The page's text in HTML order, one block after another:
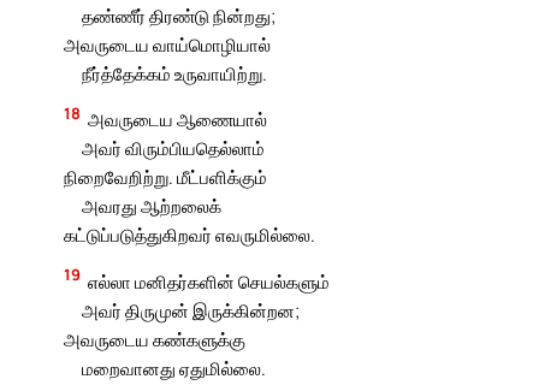
தண்ணீர் திரண்டு நின்றது;
அவருடைய வாய்மொழியால்
நீர்த்தேக்கம் உருவாயிற்று.
18 அவருடைய ஆணையால்
அவர் விரும்பியதெல்லாம்
நிறைவேறிற்று. மீட்பளிக்கும்
அவரது ஆற்றலைக்
கட்டுப்படுத்துகிறவர் எவருமில்லை.
19 எல்லா மனிதர்களின் செயல்களும்
அவர் திருமுன் இருக்கின்றன;
அவருடைய கண்களுக்கு
மறைவானது ஏதுமில்லை.